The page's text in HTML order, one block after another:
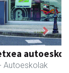
Next